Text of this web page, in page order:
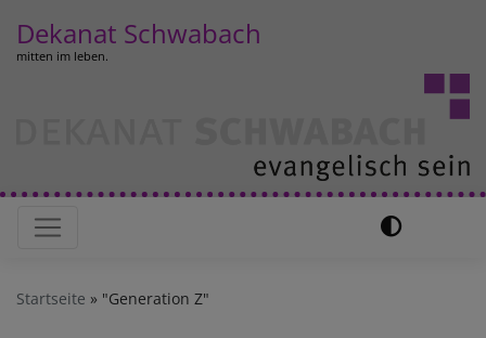
zum
Inhalt
Dekanat Schwabach
mitten im leben.
Hauptnavigation
Startseite "Generation Z"